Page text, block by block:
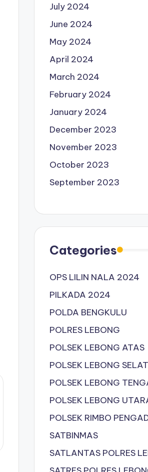
July 2024
June 2024
May 2024
April 2024
March 2024
February 2024
January 2024
December 2023
November 2023
October 2023
September 2023
Categories
OPS LILIN NALA 2024
PILKADA 2024
POLDA BENGKULU
POLRES LEBONG
POLSEK LEBONG ATAS
POLSEK LEBONG
POLSEK LEBONG
POLSEK LEBONG
POLSEK RIMBO
SATBINMAS
SATLANTAS POLRES